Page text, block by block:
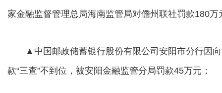
家金融监督管理总局海南监管局对儋州联社罚款180万
▲中国邮政储蓄银行股份有限公司安阳市分行因向
款“三查”不到位，被安阳金融监管分局罚款45万元；